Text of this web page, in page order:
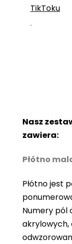
TikToku
.
Nasz
zawiera:
Płótno
Płótno jest
Numery pól
akrylowych,